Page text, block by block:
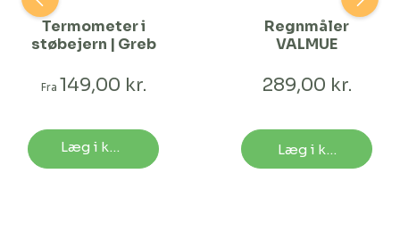
Termometer i
støbejern | Greb
Fra 149,00 kr.
Læg i kurv
Regnmåler
VALMUE
289,00 kr.
Læg i kurv